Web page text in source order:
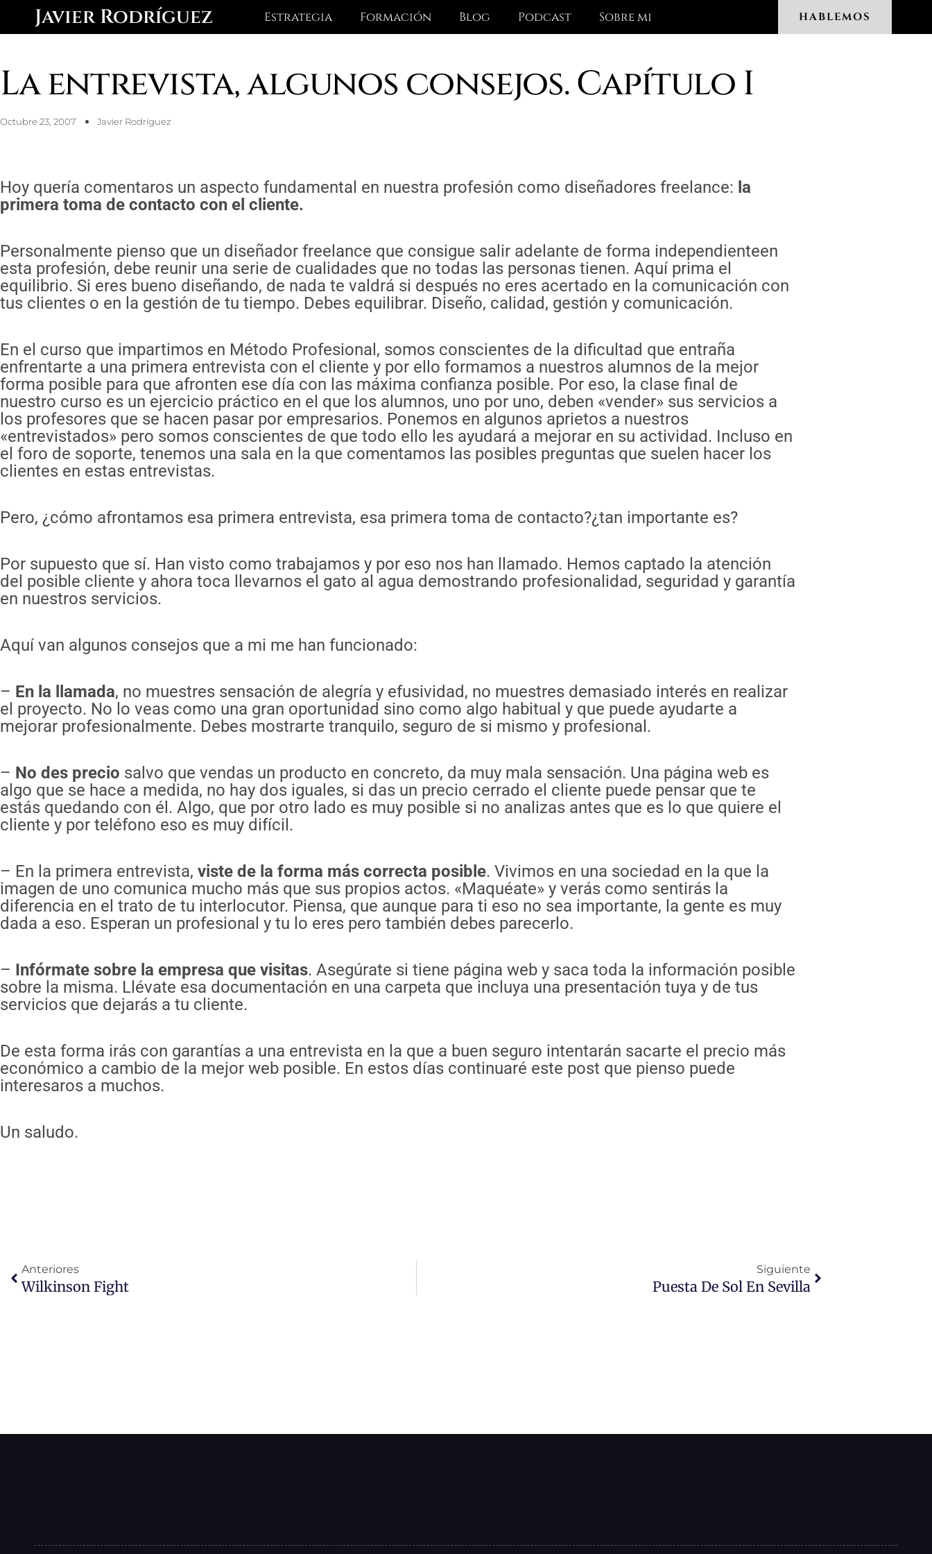
Javier Rodríguez Estrategia Formación Blog Podcast Sobre mi HABLEMOS
La entrevista, algunos consejos. Capítulo I
Octubre 23, 2007 Javier Rodríguez
Hoy quería comentaros un aspecto fundamental en nuestra profesión como diseñadores freelance: la
primera toma de contacto con el cliente.
Personalmente pienso que un diseñador freelance que consigue salir adelante de forma independienteen
esta profesión, debe reunir una serie de cualidades que no todas las personas tienen. Aquí prima el
equilibrio. Si eres bueno diseñando, de nada te valdrá si después no eres acertado en la comunicación con
tus clientes o en la gestión de tu tiempo. Debes equilibrar. Diseño, calidad, gestión y comunicación.
En el curso que impartimos en Método Profesional, somos conscientes de la dificultad que entraña
enfrentarte a una primera entrevista con el cliente y por ello formamos a nuestros alumnos de la mejor
forma posible para que afronten ese día con las máxima confianza posible. Por eso, la clase final de
nuestro curso es un ejercicio práctico en el que los alumnos, uno por uno, deben «vender» sus servicios a
los profesores que se hacen pasar por empresarios. Ponemos en algunos aprietos a nuestros
«entrevistados» pero somos conscientes de que todo ello les ayudará a mejorar en su actividad. Incluso en
el foro de soporte, tenemos una sala en la que comentamos las posibles preguntas que suelen hacer los
clientes en estas entrevistas.
Pero, ¿cómo afrontamos esa primera entrevista, esa primera toma de contacto?¿tan importante es?
Por supuesto que sí. Han visto como trabajamos y por eso nos han llamado. Hemos captado la atención
del posible cliente y ahora toca llevarnos el gato al agua demostrando profesionalidad, seguridad y garantía
en nuestros servicios.
Aquí van algunos consejos que a mi me han funcionado:
– En la llamada, no muestres sensación de alegría y efusividad, no muestres demasiado interés en realizar
el proyecto. No lo veas como una gran oportunidad sino como algo habitual y que puede ayudarte a
mejorar profesionalmente. Debes mostrarte tranquilo, seguro de si mismo y profesional.
– No des precio salvo que vendas un producto en concreto, da muy mala sensación. Una página web es
algo que se hace a medida, no hay dos iguales, si das un precio cerrado el cliente puede pensar que te
estás quedando con él. Algo, que por otro lado es muy posible si no analizas antes que es lo que quiere el
cliente y por teléfono eso es muy difícil.
– En la primera entrevista, viste de la forma más correcta posible. Vivimos en una sociedad en la que la
imagen de uno comunica mucho más que sus propios actos. «Maquéate» y verás como sentirás la
diferencia en el trato de tu interlocutor. Piensa, que aunque para ti eso no sea importante, la gente es muy
dada a eso. Esperan un profesional y tu lo eres pero también debes parecerlo.
– Infórmate sobre la empresa que visitas. Asegúrate si tiene página web y saca toda la información posible
sobre la misma. Llévate esa documentación en una carpeta que incluya una presentación tuya y de tus
servicios que dejarás a tu cliente.
De esta forma irás con garantías a una entrevista en la que a buen seguro intentarán sacarte el precio más
económico a cambio de la mejor web posible. En estos días continuaré este post que pienso puede
interesaros a muchos.
Un saludo.
Anteriores
Wilkinson Fight
Siguiente
Puesta De Sol En Sevilla